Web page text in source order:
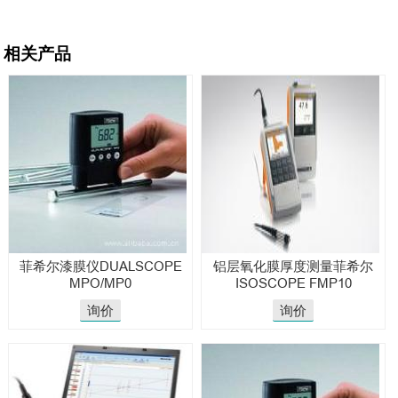
相关产品
菲希尔漆膜仪DUALSCOPE
MPO/MP0
询价
铝层氧化膜厚度测量菲希尔
ISOSCOPE FMP10
询价